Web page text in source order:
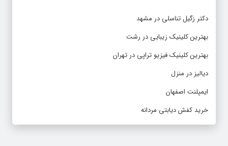
دکتر زگیل تناسلی در مشهد
بهترین کلینیک زیبایی در رشت
بهترین کلینیک فیزیو تراپی در تهران
دیالیز در منزل
ایمپلنت اصفهان
خرید کفش دیابتی مردانه